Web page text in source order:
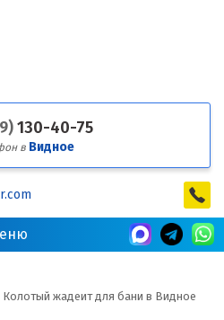
130-40-75
в Видное
Колотый жадеит для бани в Видное